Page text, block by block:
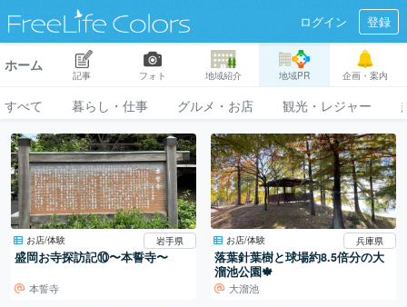
ログイン 登録
ホーム
記事 フォト 地域紹介 地域PR 企画・案内
すべて 暮らし・仕事 グルメ・お店 観光・レジャー
お店/体験 岩手県
盛岡お寺探訪記⑩〜本誓寺〜
本誓寺
お店/体験 兵庫県
落葉針葉樹と球場約8.5倍分の大
溜池公園🍁
大溜池